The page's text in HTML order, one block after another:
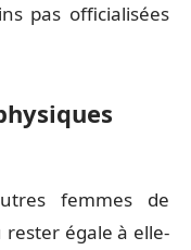
pas officialisées
femmes de
rester égale à elle-